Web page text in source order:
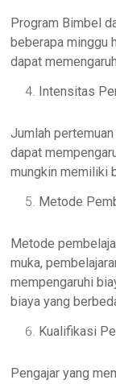
Program Bimbel
beberapa minggu
dapat
Intensitas
Jumlah
dapat
mungkin memiliki
Metode
Metode
muka,
mempengaruhi
biaya yang
Kualifikasi
Pengajar yang